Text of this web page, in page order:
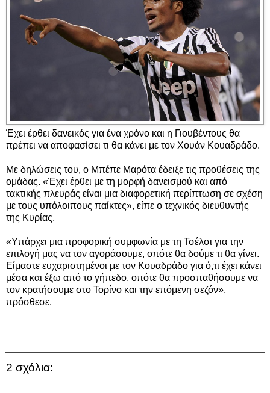
Έχει έρθει δανεικός για ένα χρόνο και η Γιουβέντους θα
πρέπει να αποφασίσει τι θα κάνει με τον Χουάν Κουαδράδο.
Με δηλώσεις του, ο Μπέπε Μαρότα έδειξε τις προθέσεις της
ομάδας. «Έχει έρθει με τη μορφή δανεισμού και από
τακτικής πλευράς είναι μια διαφορετική περίπτωση σε σχέση
με τους υπόλοιπους παίκτες», είπε ο τεχνικός διευθυντής
της Κυρίας.
«Υπάρχει μια προφορική συμφωνία με τη Τσέλσι για την
επιλογή μας να τον αγοράσουμε, οπότε θα δούμε τι θα γίνει.
Είμαστε ευχαριστημένοι με τον Κουαδράδο για ό,τι έχει κάνει
μέσα και έξω από το γήπεδο, οπότε θα προσπαθήσουμε να
τον κρατήσουμε στο Τορίνο και την επόμενη σεζόν»,
πρόσθεσε.
2 σχόλια: